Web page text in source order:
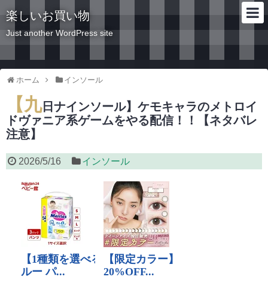
楽しいお買い物
Just another WordPress site
ホーム インソール
【九日ナインソール】ケモキャラのメトロイ
ドヴァニア系ゲームをやる配信！！【ネタバレ
注意】
2026/5/16 インソール